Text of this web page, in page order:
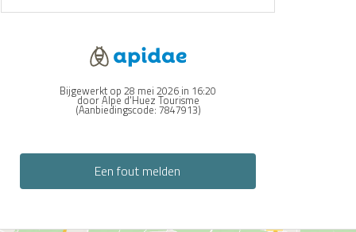
Bijgewerkt op 28 mei 2026 in 16:20
door Alpe d'Huez Tourisme
(Aanbiedingscode: 7847913)
Een fout melden